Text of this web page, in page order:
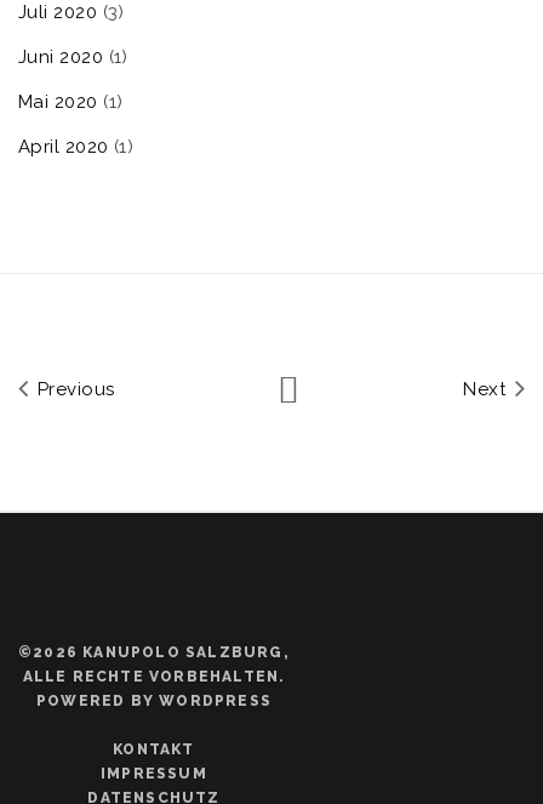
Juli 2020 (3)
Juni 2020 (1)
Mai 2020 (1)
April 2020 (1)
Previous Next
©2026 KANUPOLO SALZBURG,
ALLE RECHTE VORBEHALTEN.
POWERED BY WORDPRESS
KONTAKT
IMPRESSUM
DATENSCHUTZ